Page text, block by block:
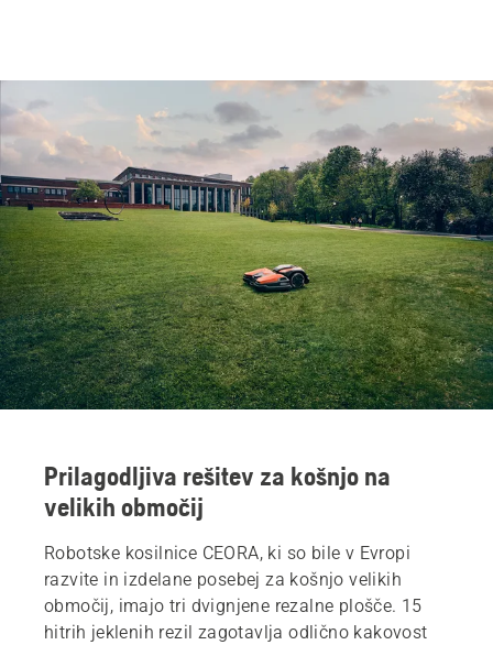
Prilagodljiva rešitev za košnjo na
velikih območij
Robotske kosilnice CEORA, ki so bile v Evropi
razvite in izdelane posebej za košnjo velikih
območij, imajo tri dvignjene rezalne plošče. 15
hitrih jeklenih rezil zagotavlja odlično kakovost